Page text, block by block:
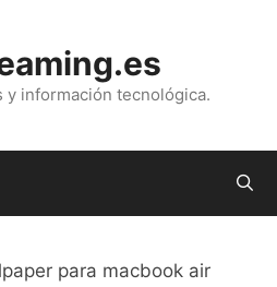
y información tecnológica.